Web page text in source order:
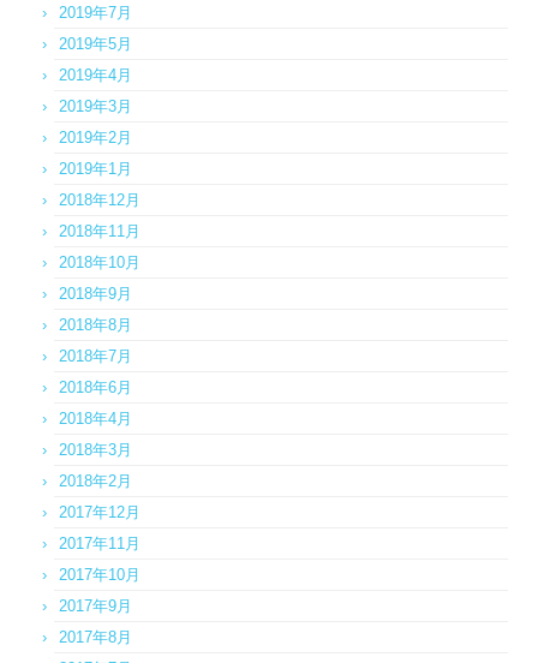
2019年7月
2019年5月
2019年4月
2019年3月
2019年2月
2019年1月
2018年12月
2018年11月
2018年10月
2018年9月
2018年8月
2018年7月
2018年6月
2018年4月
2018年3月
2018年2月
2017年12月
2017年11月
2017年10月
2017年9月
2017年8月